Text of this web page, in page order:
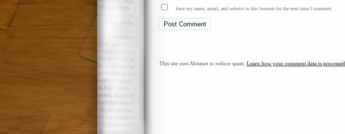
Save my name, email, and website in this browser for the next time I comment.
This site uses Akismet to reduce spam. Learn how your comment data is processed.